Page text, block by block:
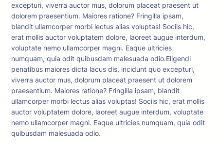
excepturi, viverra auctor mus, dolorum placeat praesent ut
dolorem praesentium. Maiores ratione? Fringilla ipsam,
blandit ullamcorper morbi lectus alias voluptas! Sociis hic,
erat mollis auctor voluptatem dolore, laoreet augue interdum,
voluptate nemo ullamcorper magni. Eaque ultricies
numquam, quia odit quibusdam malesuada odio.Eligendi
penatibus maiores dicta lacus dis, incidunt quo excepturi,
viverra auctor mus, dolorum placeat praesent ut dolorem
praesentium. Maiores ratione? Fringilla ipsam, blandit
ullamcorper morbi lectus alias voluptas! Sociis hic, erat mollis
auctor voluptatem dolore, laoreet augue interdum, voluptate
nemo ullamcorper magni. Eaque ultricies numquam, quia odit
quibusdam malesuada odio.